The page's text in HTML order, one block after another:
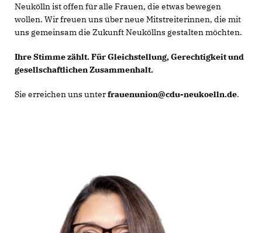
Neukölln ist offen für alle Frauen, die etwas bewegen
wollen. Wir freuen uns über neue Mitstreiterinnen, die mit
uns gemeinsam die Zukunft Neuköllns gestalten möchten.
Ihre Stimme zählt. Für Gleichstellung, Gerechtigkeit und
gesellschaftlichen Zusammenhalt.
Sie erreichen uns unterfrauenunion@cdu-neukoelln.de.